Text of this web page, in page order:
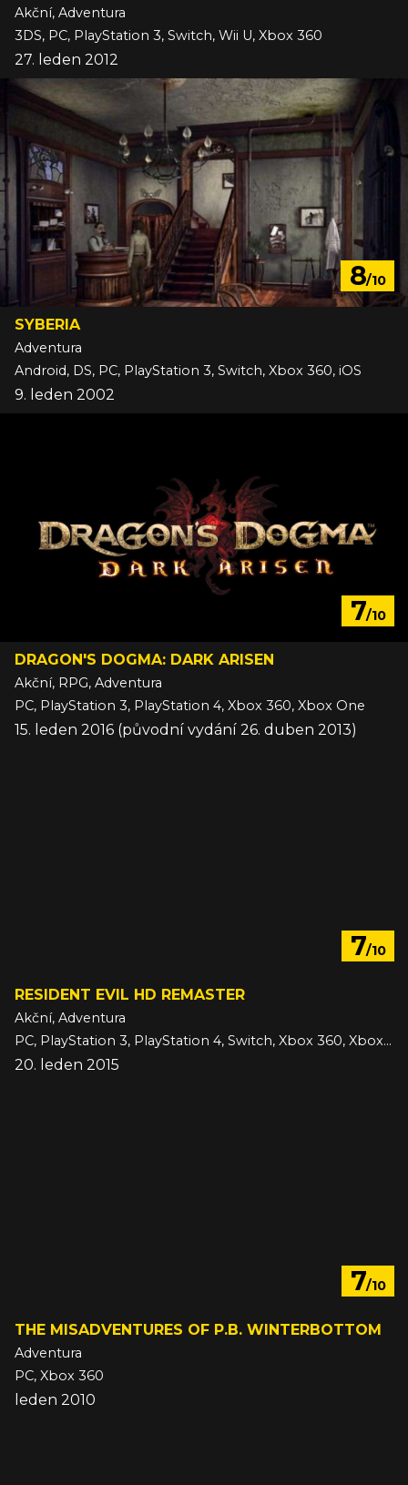
Akční, Adventura
3DS, PC, PlayStation 3, Switch, Wii U, Xbox 360
27. leden 2012
8/10
SYBERIA
Adventura
Android, DS, PC, PlayStation 3, Switch, Xbox 360, iOS
9. leden 2002
7/10
DRAGON'S DOGMA: DARK ARISEN
Akční, RPG, Adventura
PC, PlayStation 3, PlayStation 4, Xbox 360, Xbox One
15. leden 2016 (původní vydání 26. duben 2013)
7/10
RESIDENT EVIL HD REMASTER
Akční, Adventura
PC, PlayStation 3, PlayStation 4, Switch, Xbox 360, Xbox One
20. leden 2015
7/10
THE MISADVENTURES OF P.B. WINTERBOTTOM
Adventura
PC, Xbox 360
leden 2010